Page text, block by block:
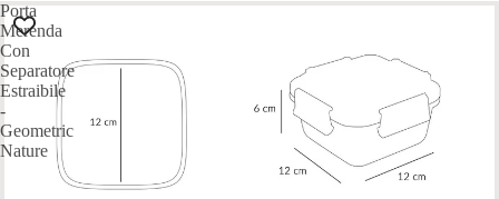
Porta
Merenda
Con
Separatore
Estraibile
-
Geometric
Nature